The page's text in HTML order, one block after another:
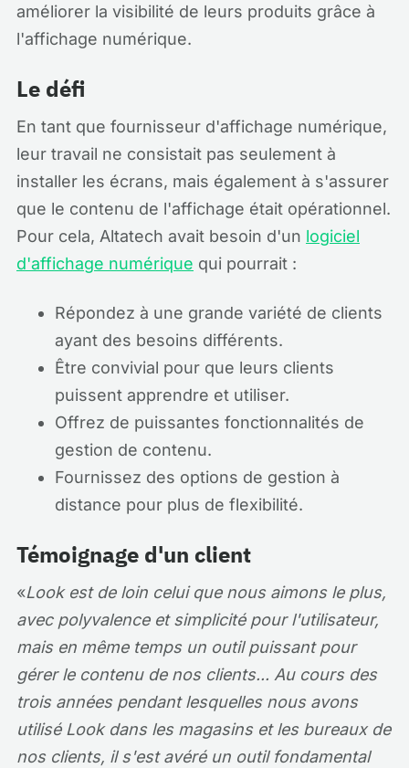
améliorer la visibilité de leurs produits grâce à
l'affichage numérique.
Le défi
En tant que fournisseur d'affichage numérique,
leur travail ne consistait pas seulement à
installer les écrans, mais également à s'assurer
que le contenu de l'affichage était opérationnel.
Pour cela, Altatech avait besoin d'un logiciel
d'affichage numérique qui pourrait :
Répondez à une grande variété de clients
ayant des besoins différents.
Être convivial pour que leurs clients
puissent apprendre et utiliser.
Offrez de puissantes fonctionnalités de
gestion de contenu.
Fournissez des options de gestion à
distance pour plus de flexibilité.
Témoignage d'un client
«Look est de loin celui que nous aimons le plus,
avec polyvalence et simplicité pour l'utilisateur,
mais en même temps un outil puissant pour
gérer le contenu de nos clients... Au cours des
trois années pendant lesquelles nous avons
utilisé Look dans les magasins et les bureaux de
nos clients, il s'est avéré un outil fondamental